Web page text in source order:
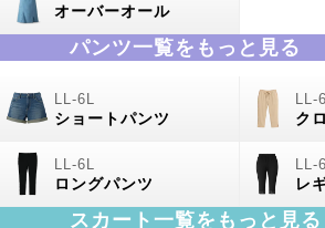
オーバーオール
パンツ一覧をもっと見る
ショートパンツ ク
ロングパンツ レ
スカート一覧をもっと見る